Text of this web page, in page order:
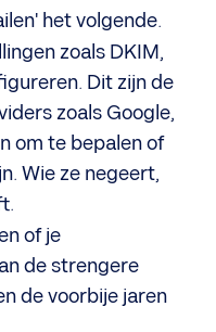
het volgende.
zoals DKIM,
Dit zijn de
zoals Google,
om te bepalen of
Wie ze negeert,
of je
de strengere
de voorbije jaren